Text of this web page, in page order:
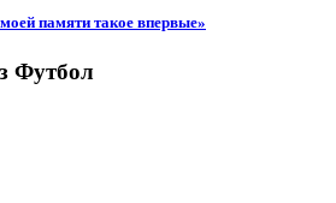
памяти такое впервые»
Футбол